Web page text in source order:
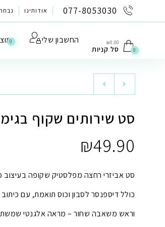
077-8053030 אודותינו
0 החשבון שלי ₪0.00
סל קניות 0
סט שירותים שקוף
₪49.90
סט אביזרי רחצה מפלסטיק שקופה בעיצוב
כולל דיספנסר לסבון וכוס תואמת, עם כיתוב
וראש משאבה שחור – מראה אלגנטי